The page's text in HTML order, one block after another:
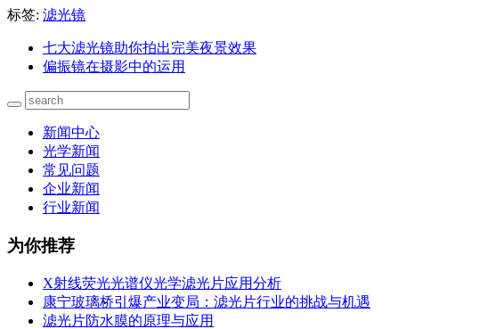
标签: 滤光镜
七大滤光镜助你拍出完美夜景效果
偏振镜在摄影中的运用
新闻中心
光学新闻
常见问题
企业新闻
行业新闻
为你推荐
X射线荧光光谱仪光学滤光片应用分析
康宁玻璃桥引爆产业变局：滤光片行业的挑战与机遇
滤光片防水膜的原理与应用